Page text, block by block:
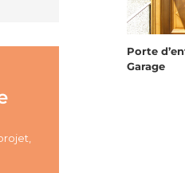
Porte
Garage